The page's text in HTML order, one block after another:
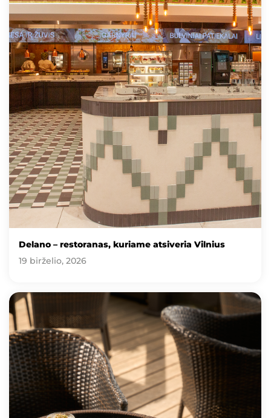
Delano – restoranas, kuriame atsiveria Vilnius
19 birželio, 2026